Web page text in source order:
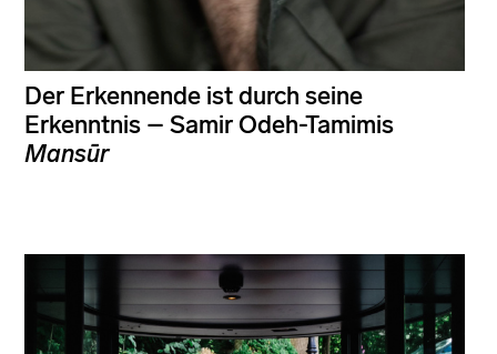
Der Erkennende ist durch seine
Erkenntnis – Samir Odeh-Tamimis
Mansūr